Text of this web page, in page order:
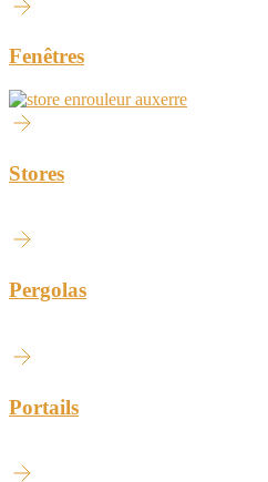
Fenêtres
Stores
Pergolas
Portails